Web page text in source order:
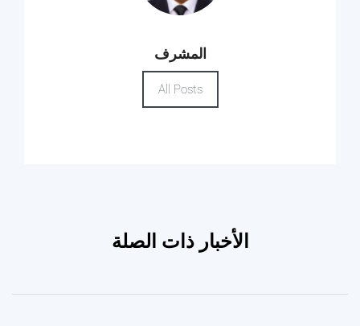
المشرف
All Posts
الأخبار ذات الصلة